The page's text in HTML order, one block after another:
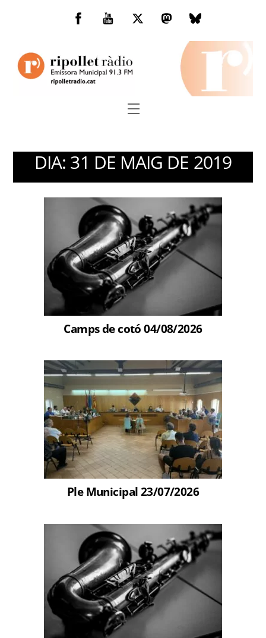
Facebook
You
TwitterMastodonBluesky
Menu
DIA: 31 DE MAIG DE 2019
Camps de cotó 04/08/2026
Ple Municipal 23/07/2026